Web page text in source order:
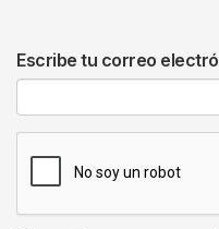
Escribe tu correo